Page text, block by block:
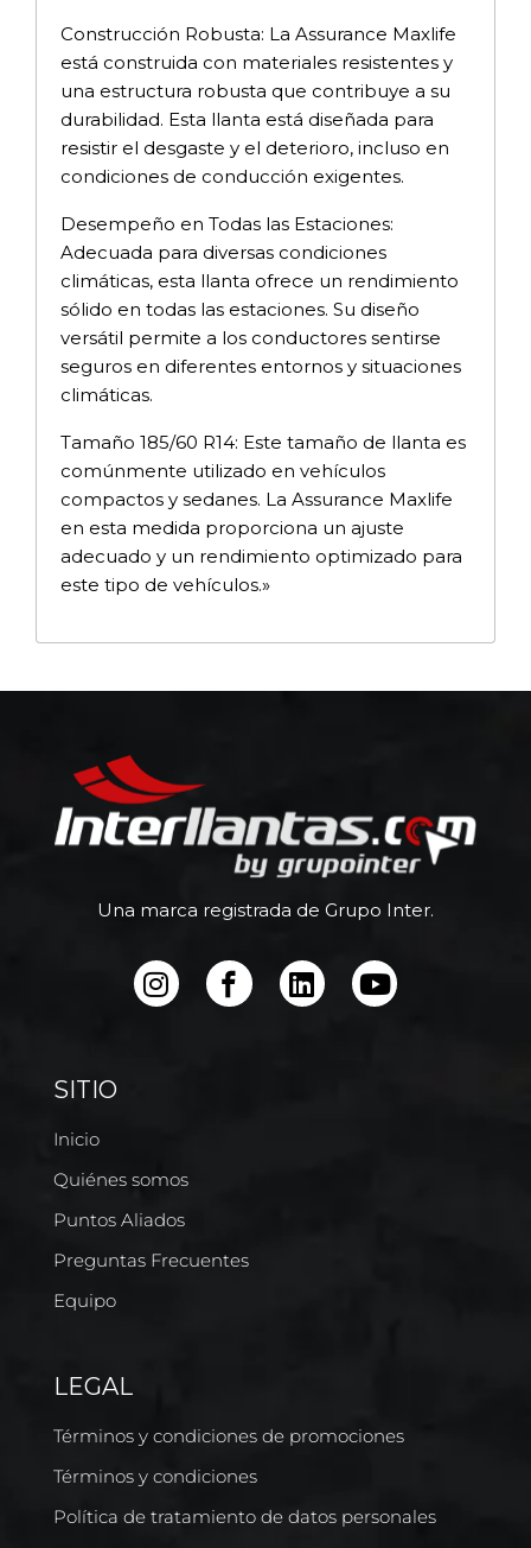
Construcción Robusta: La Assurance Maxlife
está construida con materiales resistentes y
una estructura robusta que contribuye a su
durabilidad. Esta llanta está diseñada para
resistir el desgaste y el deterioro, incluso en
condiciones de conducción exigentes.
Desempeño en Todas las Estaciones:
Adecuada para diversas condiciones
climáticas, esta llanta ofrece un rendimiento
sólido en todas las estaciones. Su diseño
versátil permite a los conductores sentirse
seguros en diferentes entornos y situaciones
climáticas.
Tamaño 185/60 R14: Este tamaño de llanta es
comúnmente utilizado en vehículos
compactos y sedanes. La Assurance Maxlife
en esta medida proporciona un ajuste
adecuado y un rendimiento optimizado para
este tipo de vehículos.»
Una marca registrada de Grupo Inter.
SITIO
Inicio
Quiénes somos
Puntos Aliados
Preguntas Frecuentes
Equipo
LEGAL
Términos y condiciones de promociones
Términos y condiciones
Política de tratamiento de datos personales